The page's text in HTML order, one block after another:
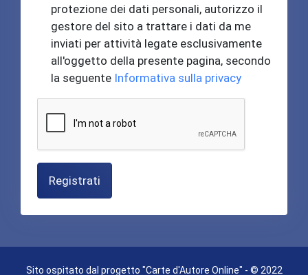
protezione dei dati personali, autorizzo il
gestore del sito a trattare i dati da me
inviati per attività legate esclusivamente
all'oggetto della presente pagina, secondo
la seguente Informativa sulla privacy
Registrati
Sito ospitato dal progetto "Carte d'Autore Online" - © 2022